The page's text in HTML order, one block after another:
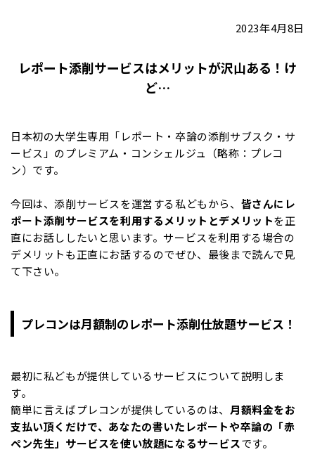
2023年4月8日
レポート添削サービスはメリットが沢山ある！け
ど…
日本初の大学生専用「レポート・卒論の添削サブスク・サ
ービス」のプレミアム・コンシェルジュ（略称：プレコ
ン）です。
今回は、添削サービスを運営する私どもから、 皆さんにレ
ポート添削サービスを利用するメリットとデメリットを正
直にお話ししたいと思います。サービスを利用する場合の
デメリットも正直にお話するのでぜひ、最後まで読んで見
て下さい。
プレコンは月額制のレポート添削仕放題サービス！
最初に私どもが提供しているサービスについて説明しま
す。
簡単に言えばプレコンが提供しているのは、 月額料金をお
支払い頂くだけで、あなたの書いたレポートや卒論の「赤
ペン先生」サービスを使い放題になるサービスです。